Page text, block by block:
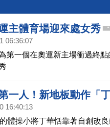
主體育場迎來處女秀
06:36:07
第一個在奧運新主場衝過終
一人！新地板動作「
16:40:13
體操小將丁華恬靠著自創改